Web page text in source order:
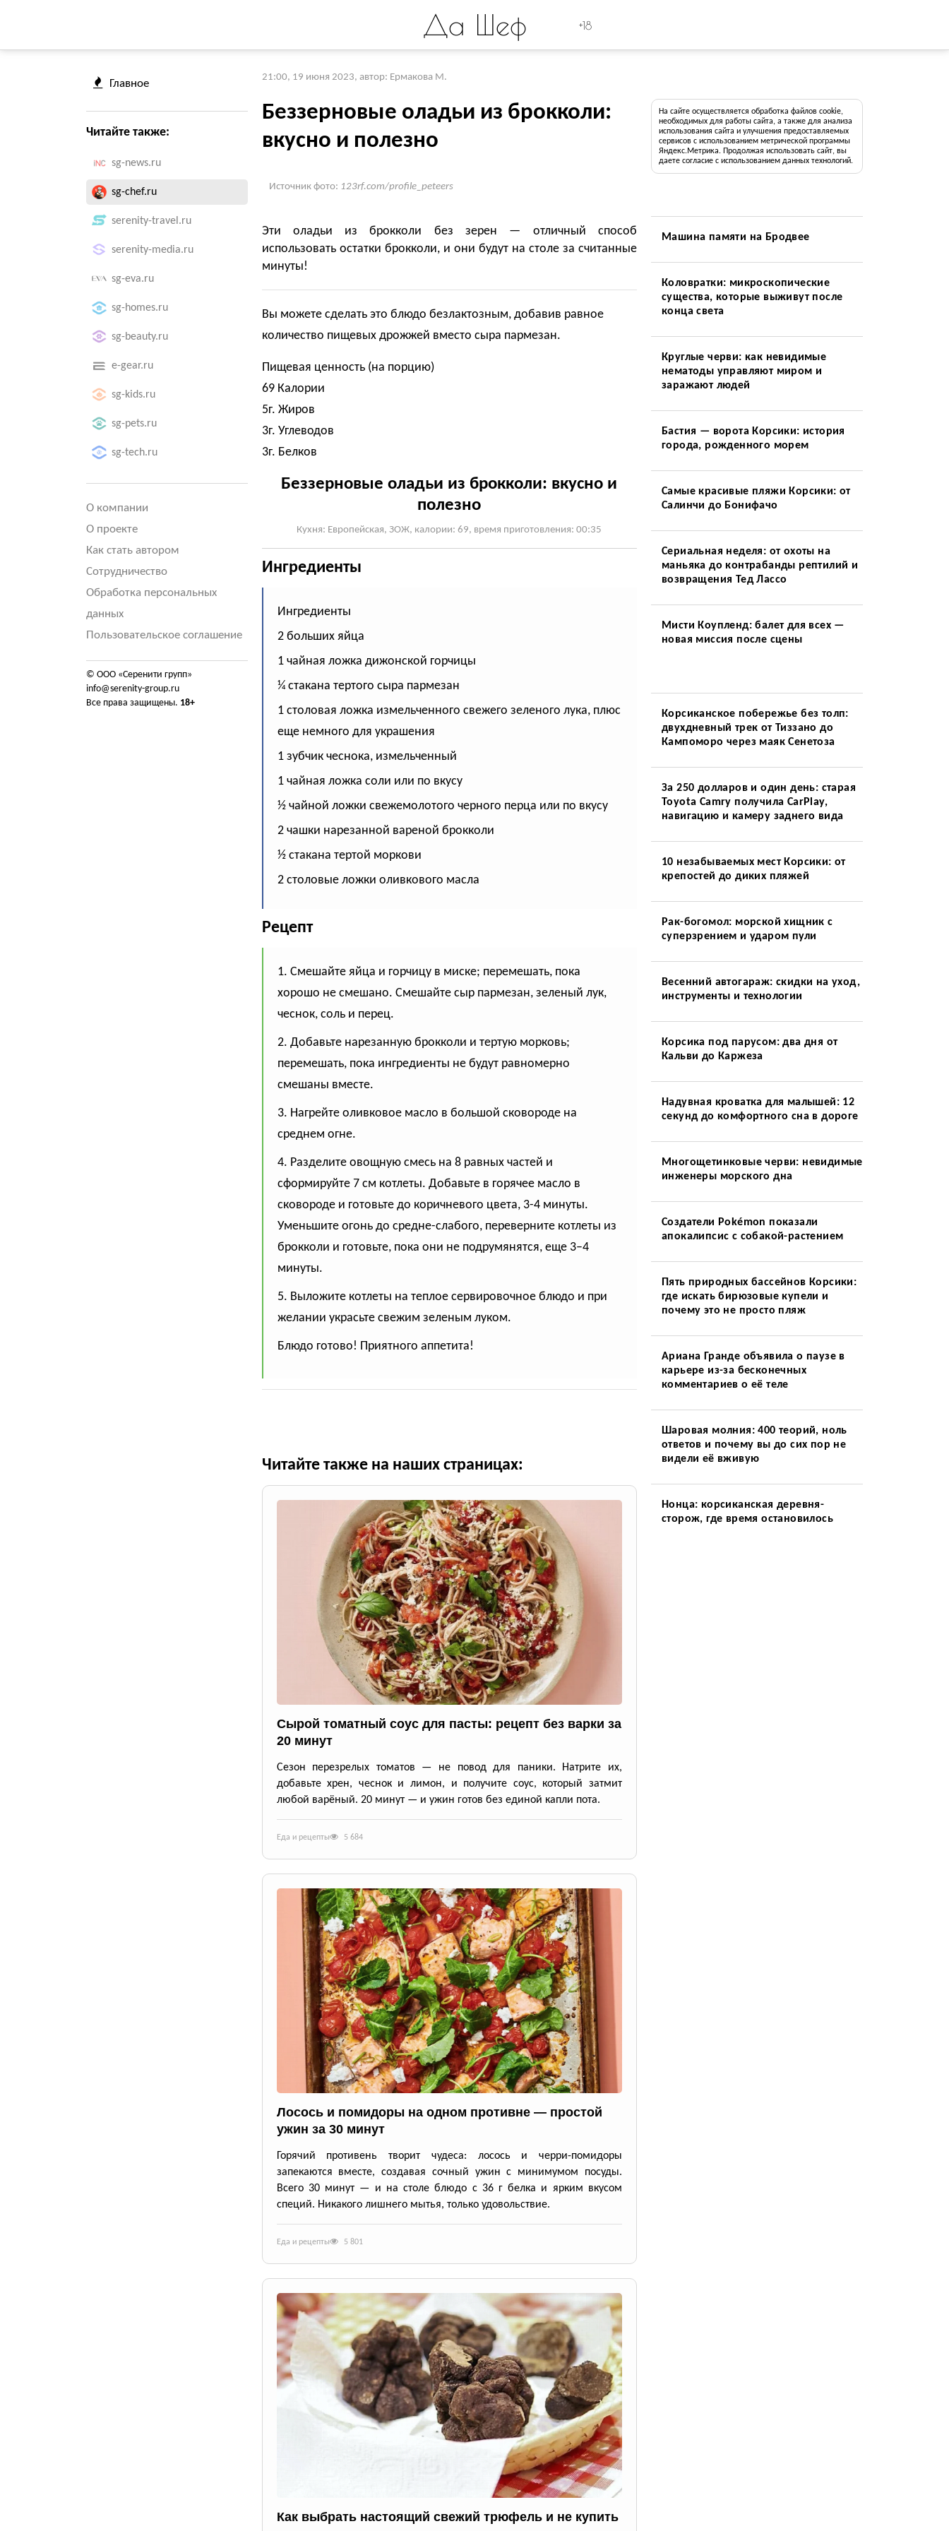
Да Шеф +18
Главное
Читайте также:
sg-news.ru
sg-chef.ru
serenity-travel.ru
serenity-media.ru
sg-eva.ru
sg-homes.ru
sg-beauty.ru
e-gear.ru
sg-kids.ru
sg-pets.ru
sg-tech.ru
О компании
О проекте
Как стать автором
Сотрудничество
Обработка персональных
данных
Пользовательское соглашение
© ООО «Серенити групп»
info@serenity-group.ru
Все права защищены. 18+
21:00, 19 июня 2023, автор: Ермакова М.
Беззерновые оладьи из брокколи:
вкусно и полезно
Источник фото: 123rf.com/profile_peteers
Эти оладьи из брокколи без зерен — отличный способ
использовать остатки брокколи, и они будут на столе за считанные
минуты!
Вы можете сделать это блюдо безлактозным, добавив равное
количество пищевых дрожжей вместо сыра пармезан.
Пищевая ценность (на порцию)
69 Калории
5г. Жиров
3г. Углеводов
3г. Белков
Беззерновые оладьи из брокколи: вкусно и
полезно
Кухня: Европейская, ЗОЖ, калории: 69, время приготовления: 00:35
Ингредиенты
Ингредиенты
2 больших яйца
1 чайная ложка дижонской горчицы
¼ стакана тертого сыра пармезан
1 столовая ложка измельченного свежего зеленого лука, плюс
еще немного для украшения
1 зубчик чеснока, измельченный
1 чайная ложка соли или по вкусу
½ чайной ложки свежемолотого черного перца или по вкусу
2 чашки нарезанной вареной брокколи
½ стакана тертой моркови
2 столовые ложки оливкового масла
Рецепт
1. Смешайте яйца и горчицу в миске; перемешать, пока
хорошо не смешано. Смешайте сыр пармезан, зеленый лук,
чеснок, соль и перец.
2. Добавьте нарезанную брокколи и тертую морковь;
перемешать, пока ингредиенты не будут равномерно
смешаны вместе.
3. Нагрейте оливковое масло в большой сковороде на
среднем огне.
4. Разделите овощную смесь на 8 равных частей и
сформируйте 7 см котлеты. Добавьте в горячее масло в
сковороде и готовьте до коричневого цвета, 3-4 минуты.
Уменьшите огонь до средне-слабого, переверните котлеты из
брокколи и готовьте, пока они не подрумянятся, еще 3–4
минуты.
5. Выложите котлеты на теплое сервировочное блюдо и при
желании украсьте свежим зеленым луком.
Блюдо готово! Приятного аппетита!
Читайте также на наших страницах:
Сырой томатный соус для пасты: рецепт без варки за
20 минут
Сезон перезрелых томатов — не повод для паники. Натрите их,
добавьте хрен, чеснок и лимон, и получите соус, который затмит
любой варёный. 20 минут — и ужин готов без единой капли пота.
Еда и рецепты 5 684
Лосось и помидоры на одном противне — простой
ужин за 30 минут
Горячий противень творит чудеса: лосось и черри-помидоры
запекаются вместе, создавая сочный ужин с минимумом посуды.
Всего 30 минут — и на столе блюдо с 36 г белка и ярким вкусом
специй. Никакого лишнего мытья, только удовольствие.
Еда и рецепты 5 801
Как выбрать настоящий свежий трюфель и не купить
На сайте осуществляется обработка файлов cookie,
необходимых для работы сайта, а также для анализа
использования сайта и улучшения предоставляемых
сервисов с использованием метрической программы
Яндекс.Метрика. Продолжая использовать сайт, вы
даете согласие с использованием данных технологий.
Машина памяти на Бродвее
Коловратки: микроскопические
существа, которые выживут после
конца света
Круглые черви: как невидимые
нематоды управляют миром и
заражают людей
Бастия — ворота Корсики: история
города, рожденного морем
Самые красивые пляжи Корсики: от
Салинчи до Бонифачо
Сериальная неделя: от охоты на
маньяка до контрабанды рептилий и
возвращения Тед Лассо
Мисти Коупленд: балет для всех —
новая миссия после сцены
Корсиканское побережье без толп:
двухдневный трек от Тиззано до
Кампоморо через маяк Сенетоза
За 250 долларов и один день: старая
Toyota Camry получила CarPlay,
навигацию и камеру заднего вида
10 незабываемых мест Корсики: от
крепостей до диких пляжей
Рак-богомол: морской хищник с
суперзрением и ударом пули
Весенний автогараж: скидки на уход,
инструменты и технологии
Корсика под парусом: два дня от
Кальви до Каржеза
Надувная кроватка для малышей: 12
секунд до комфортного сна в дороге
Многощетинковые черви: невидимые
инженеры морского дна
Создатели Pokémon показали
апокалипсис с собакой-растением
Пять природных бассейнов Корсики:
где искать бирюзовые купели и
почему это не просто пляж
Ариана Гранде объявила о паузе в
карьере из-за бесконечных
комментариев о её теле
Шаровая молния: 400 теорий, ноль
ответов и почему вы до сих пор не
видели её вживую
Нонца: корсиканская деревня-
сторож, где время остановилось